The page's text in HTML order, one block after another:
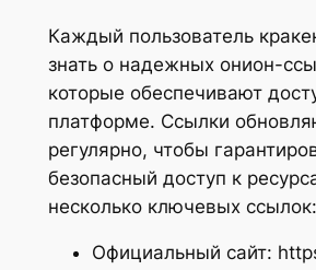
Каждый пользователь
знать о надежных онион-
которые обеспечивают
платформе. Ссылки
регулярно, чтобы
безопасный доступ к
несколько ключевых ссылок:
Официальный сайт: